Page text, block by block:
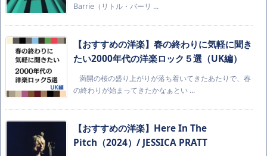
Barrie（リトル・バーリ ...
【おすすめの洋楽】春の終わりに気軽に聞き
たい2000年代の洋楽ロック５選（UK編）
満開の桜の盛り上がりが落ち着いてきたあたりで、春
の終わりが始まってきたかなぁとい ...
【おすすめの洋楽】Here In The
Pitch（2024）/ JESSICA PRATT